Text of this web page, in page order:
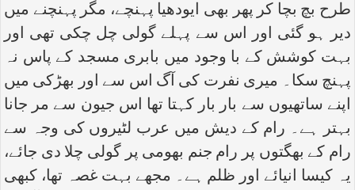
طرح بچ بچا کر پھر بھی ایودھیا پہنچے، مگر پہنچنے میں
دیر ہو گئی اور اس سے پہلے گولی چل چکی تھی اور
بہت کوشش کے با وجود میں بابری مسجد کے پاس نہ
پہنچ سکا۔ میری نفرت کی آگ اس سے اور بھڑکی میں
اپنے ساتھیوں سے بار بار کہتا تھا اس جیون سے مر جانا
بہتر ہے۔ رام کے دیش میں عرب لٹیروں کی وجہ سے
رام کے بھگتوں پر رام جنم بھومی پر گولی چلا دی جائے،
یہ کیسا انیائے اور ظلم ہے۔ مجھے بہت غصہ تھا، کبھی